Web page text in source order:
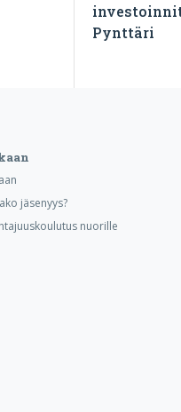
Pynttäri
jäsenyys?
nuorille